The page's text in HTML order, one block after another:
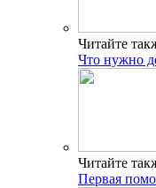
Читайте
Что нужно
Читайте
Первая